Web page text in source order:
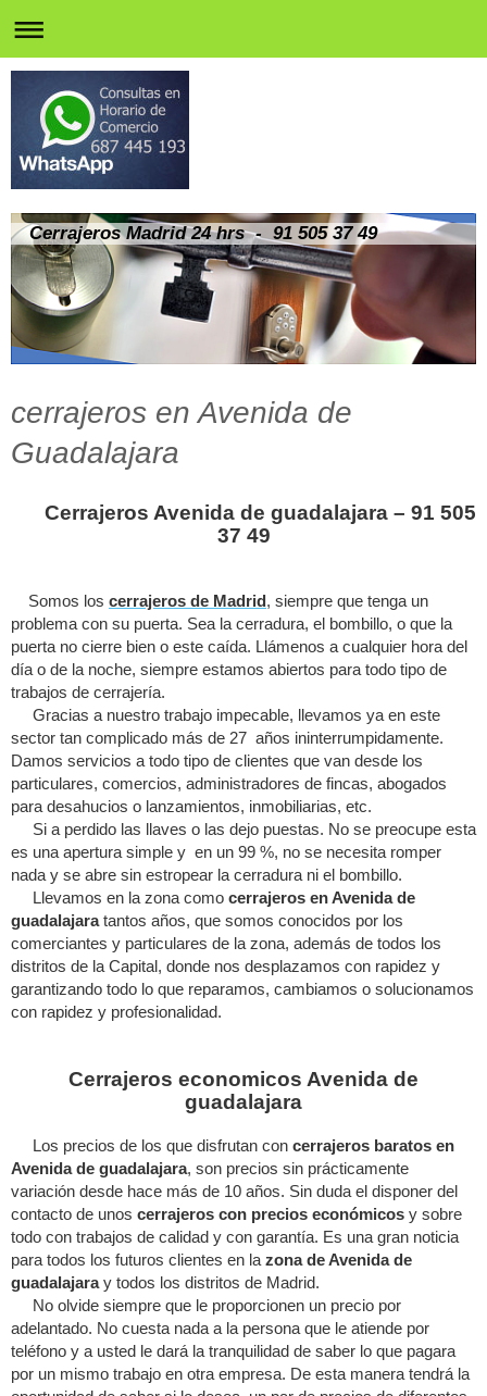
Cerrajeros Madrid 24 hrs - 91 505 37 49
cerrajeros en Avenida de
Guadalajara
Cerrajeros Avenida de guadalajara – 91 505
37 49
Somos los cerrajeros de Madrid , siempre que tenga un
problema con su puerta. Sea la cerradura, el bombillo, o que la
puerta no cierre bien o este caída. Llámenos a cualquier hora del
día o de la noche, siempre estamos abiertos para todo tipo de
trabajos de cerrajería.
Gracias a nuestro trabajo impecable, llevamos ya en este
sector tan complicado más de 27 años ininterrumpidamente.
Damos servicios a todo tipo de clientes que van desde los
particulares, comercios, administradores de fincas, abogados
para desahucios o lanzamientos, inmobiliarias, etc.
Si a perdido las llaves o las dejo puestas. No se preocupe esta
es una apertura simple y en un 99 %, no se necesita romper
nada y se abre sin estropear la cerradura ni el bombillo.
Llevamos en la zona como cerrajeros en Avenida de
guadalajaratantos años, que somos conocidos por los
comerciantes y particulares de la zona, además de todos los
distritos de la Capital, donde nos desplazamos con rapidez y
garantizando todo lo que reparamos, cambiamos o solucionamos
con rapidez y profesionalidad.
Cerrajeros economicos Avenida de
guadalajara
Los precios de los que disfrutan con cerrajeros baratos en
Avenida de guadalajara, son precios sin prácticamente
variación desde hace más de 10 años. Sin duda el disponer del
contacto de unos cerrajeros con precios económicos y sobre
todo con trabajos de calidad y con garantía. Es una gran noticia
para todos los futuros clientes en la zona de Avenida de
guadalajaray todos los distritos de Madrid.
No olvide siempre que le proporcionen un precio por
adelantado. No cuesta nada a la persona que le atiende por
teléfono y a usted le dará la tranquilidad de saber lo que pagara
por un mismo trabajo en otra empresa. De esta manera tendrá la